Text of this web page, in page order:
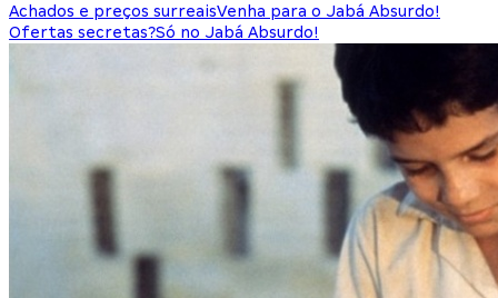
Achados e preços surreaisVenha para o Jabá Absurdo!
Ofertas secretas?Só no Jabá Absurdo!